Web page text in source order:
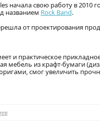
начала свою работу в 2010
названием Rock Band.
от проектирования
и практическое
мебель из крафт-бумаги
смог увеличить